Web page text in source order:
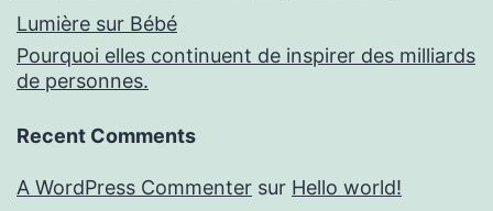
Lumière sur Bébé
Pourquoi elles continuent de inspirer des milliards
de personnes.
Recent Comments
A WordPress Commenter sur Hello world!